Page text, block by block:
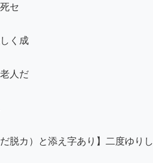
セ
く成
人だ
脱カ）と添え字あり】二度ゆりし